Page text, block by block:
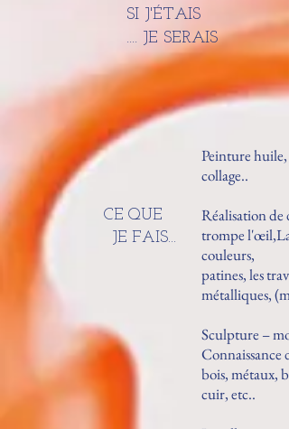
SI J'ÉTAIS
.... JE SERAIS
Peinture
collage..
Réalisation
trompe l'œil,La
couleurs,
patines, les
métalliques,
Sculpture –
Connaissance
bois, métaux,
cuir, etc..
CE QUE
JE FAIS...